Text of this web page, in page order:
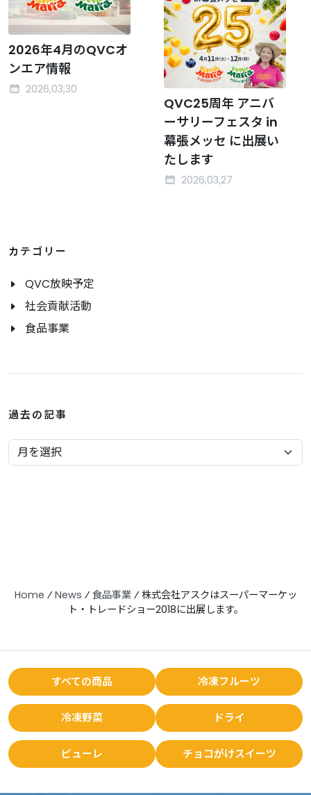
2026年4月のQVCオ
ンエア情報
2026,03,30
QVC25周年 アニバ
ーサリーフェスタ in
幕張メッセ に出展い
たします
2026,03,27
カテゴリー
QVC放映予定
社会貢献活動
食品事業
過去の記事
Home ⁄ News ⁄ 食品事業⁄ 株式会社アスクはスーパーマーケッ
ト・トレードショー2018に出展します。
すべての商品 冷凍フルーツ
冷凍野菜 ドライ
ピューレ チョコがけスイーツ